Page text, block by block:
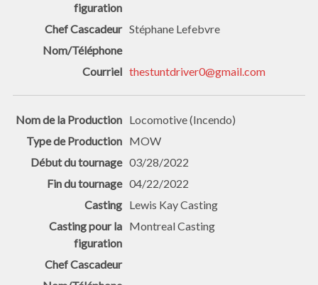
Stéphane Lefebvre
thestuntdriver0@gmail.com
Locomotive (Incendo)
MOW
03/28/2022
04/22/2022
Lewis Kay Casting
Montreal Casting